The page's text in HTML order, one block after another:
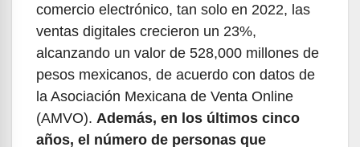
comercio electrónico, tan solo en 2022, las
ventas digitales crecieron un 23%,
alcanzando un valor de 528,000 millones de
pesos mexicanos, de acuerdo con datos de
la Asociación Mexicana de Venta Online
(AMVO). Además, en los últimos cinco
años, el número de personas que